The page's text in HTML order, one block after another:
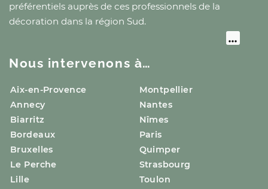
préférentiels auprès de ces professionnels de la
décoration dans la région Sud.
Nous intervenons à…
Aix-en-Provence
Annecy
Biarritz
Bordeaux
Bruxelles
Le Perche
Lille
Montpellier
Nantes
Nîmes
Paris
Quimper
Strasbourg
Toulon